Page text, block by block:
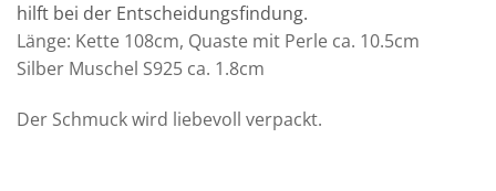
hilft bei der Entscheidungsfindung.
Länge: Kette 108cm, Quaste mit Perle ca. 10.5cm
Silber Muschel S925 ca. 1.8cm
Der Schmuck wird liebevoll verpackt.